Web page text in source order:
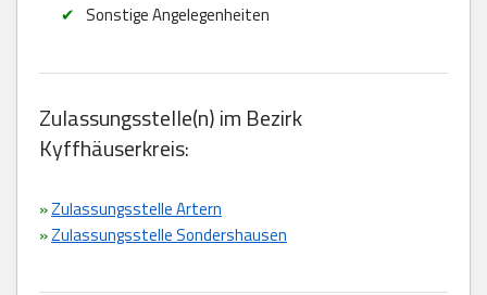
Sonstige Angelegenheiten
Zulassungsstelle(n) im Bezirk
Kyffhäuserkreis:
»Zulassungsstelle Artern
»Zulassungsstelle Sondershausen